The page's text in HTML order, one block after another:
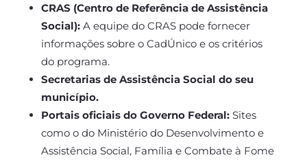
CRAS (Centro de Referência de Assistência
Social):A equipe do CRAS pode fornecer
informações sobre o CadÚnico e os critérios
do programa.
Secretarias de Assistência Social do seu
município.
Portais oficiais do Governo Federal:Sites
como o do Ministério do Desenvolvimento e
Assistência Social, Família e Combate à Fome